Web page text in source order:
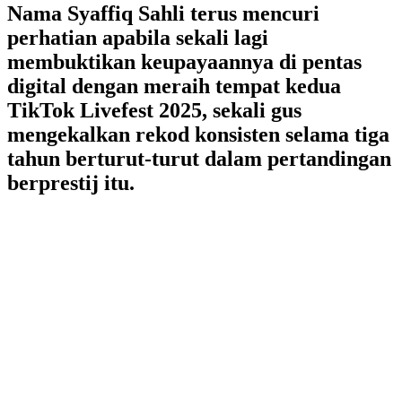
Nama Syaffiq Sahli terus mencuri
perhatian apabila sekali lagi
membuktikan keupayaannya di pentas
digital dengan meraih tempat kedua
TikTok Livefest 2025, sekali gus
mengekalkan rekod konsisten selama tiga
tahun berturut-turut dalam pertandingan
berprestij itu.